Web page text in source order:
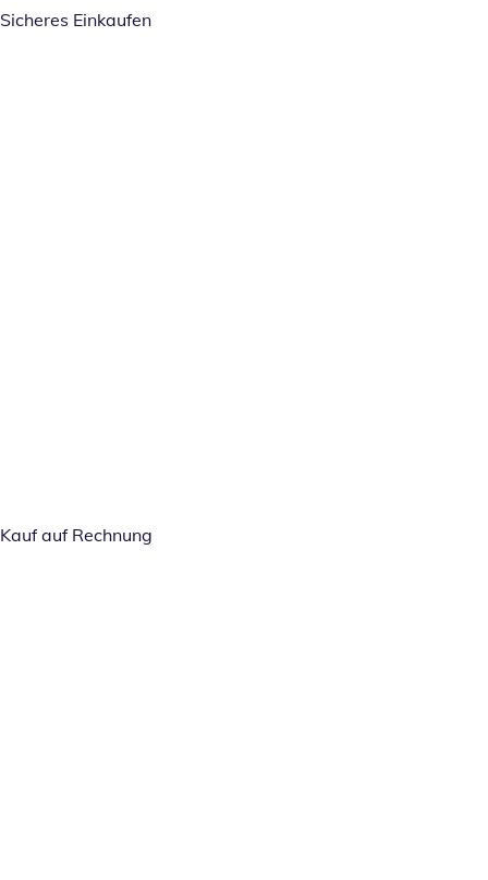
Sicheres Einkaufen
Kauf auf Rechnung